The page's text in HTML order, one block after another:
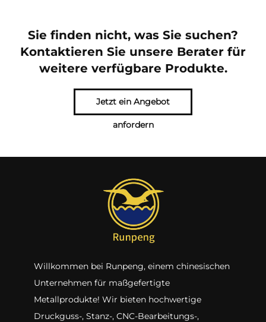
Sie finden nicht, was Sie suchen?
Kontaktieren Sie unsere Berater für
weitere verfügbare Produkte.
Jetzt ein Angebot
anfordern
Willkommen bei Runpeng, einem chinesischen
Unternehmen für maßgefertigte
Metallprodukte! Wir bieten hochwertige
Druckguss-, Stanz-, CNC-Bearbeitungs-,